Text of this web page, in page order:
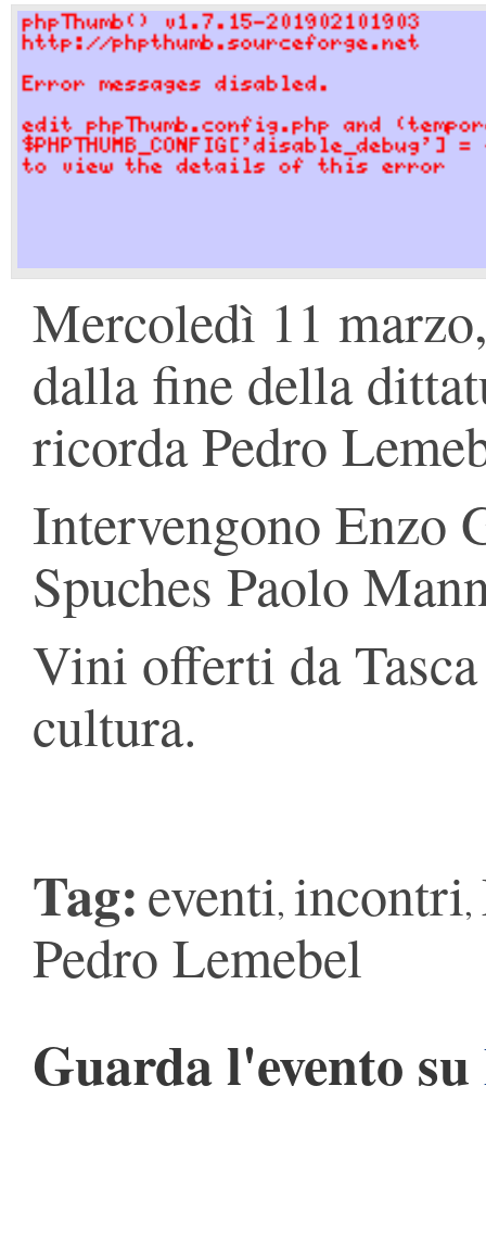
Mercoledì 11
dalla fine della
ricorda Pedro
Intervengono Enzo
Spuches Paolo
Vini offerti da
cultura.
Tag:eventi, incontri,
Pedro Lemebel
Guarda l'evento su